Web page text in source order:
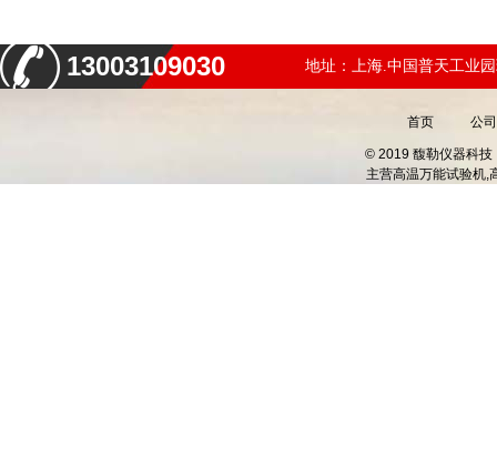
13003109030 地址：上海.中国普天工业
首页 公
© 2019 馥勒仪器科技
主营高温万能试验机,